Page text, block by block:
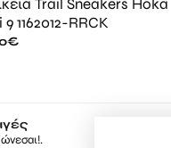
Trail Sneakers Hoka
1162012-RRCK
€